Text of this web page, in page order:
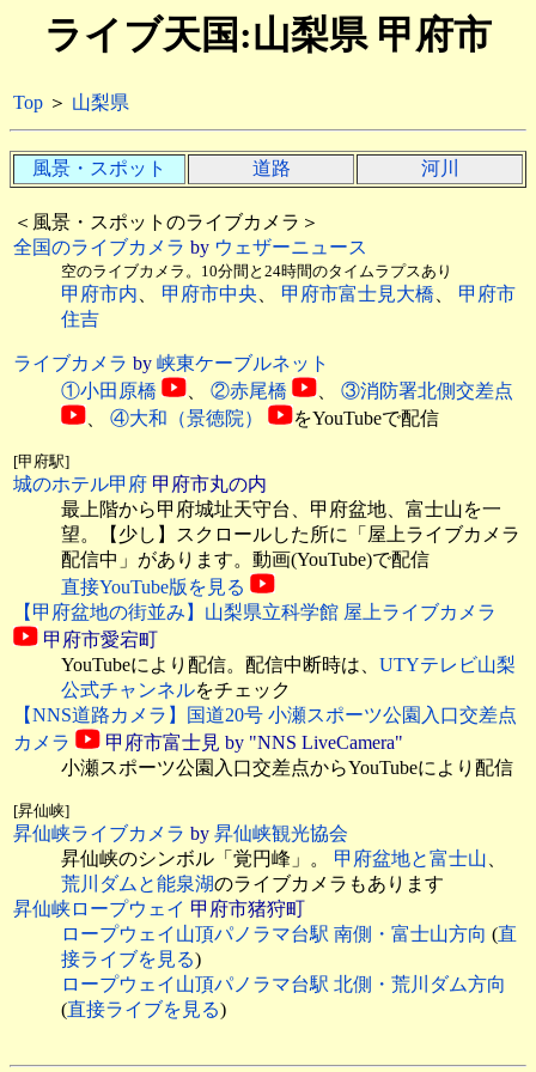
ライブ天国:山梨県 甲府市
Top ＞ 山梨県
風景・スポット 道路 河川
＜風景・スポットのライブカメラ＞
全国のライブカメラ by ウェザーニュース
空のライブカメラ。10分間と24時間のタイムラプスあり
甲府市内、 甲府市中央、 甲府市富士見大橋、 甲府市
住吉
ライブカメラ by 峡東ケーブルネット
①小田原橋
、 ②赤尾橋 、 ③消防署北側交差点
、 ④大和（景徳院） をYouTubeで配信
[甲府駅]
城のホテル甲府 甲府市丸の内
最上階から甲府城址天守台、甲府盆地、富士山を一
望。【少し】スクロールした所に「屋上ライブカメラ
配信中」があります。動画(YouTube)で配信
直接YouTube版を見る
【甲府盆地の街並み】山梨県立科学館 屋上ライブカメラ
甲府市愛宕町
YouTubeにより配信。配信中断時は、 UTYテレビ山梨
公式チャンネルをチェック
【NNS道路カメラ】国道20号 小瀬スポーツ公園入口交差点
カメラ
甲府市富士見 by "NNS LiveCamera"
小瀬スポーツ公園入口交差点からYouTubeにより配信
[昇仙峡]
昇仙峡ライブカメラ by 昇仙峡観光協会
昇仙峡のシンボル「覚円峰」。 甲府盆地と富士山、
荒川ダムと能泉湖のライブカメラもあります
昇仙峡ロープウェイ 甲府市猪狩町
ロープウェイ山頂パノラマ台駅 南側・富士山方向 (直
接ライブを見る)
ロープウェイ山頂パノラマ台駅 北側・荒川ダム方向
(直接ライブを見る)